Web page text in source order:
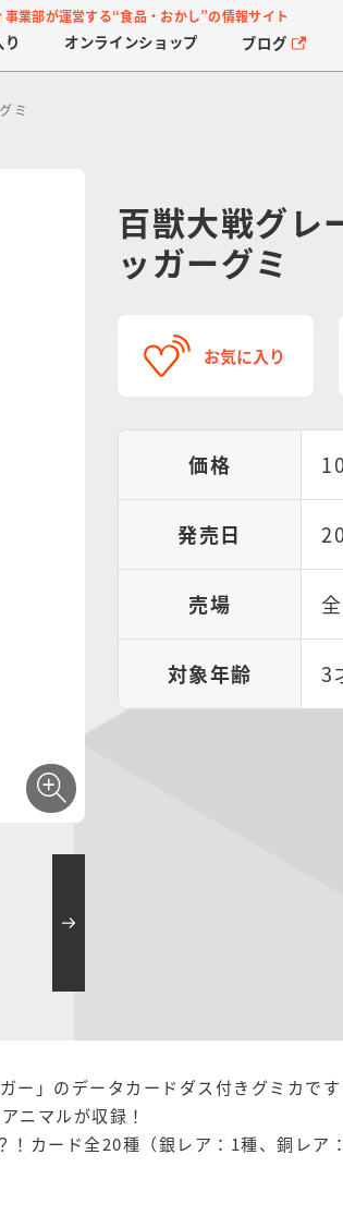
事業部が運営する“食品・おかし”の情報サイト
ス
オンラインショップ ブログ
ミ
百獣大戦グレ
ッガーグミ
お気に入り
価格
発売日
売場
対象年齢 3
」のデータカードダス付きグミカです
ニマルが収録！
カード全20種（銀レア：1種、銅レア